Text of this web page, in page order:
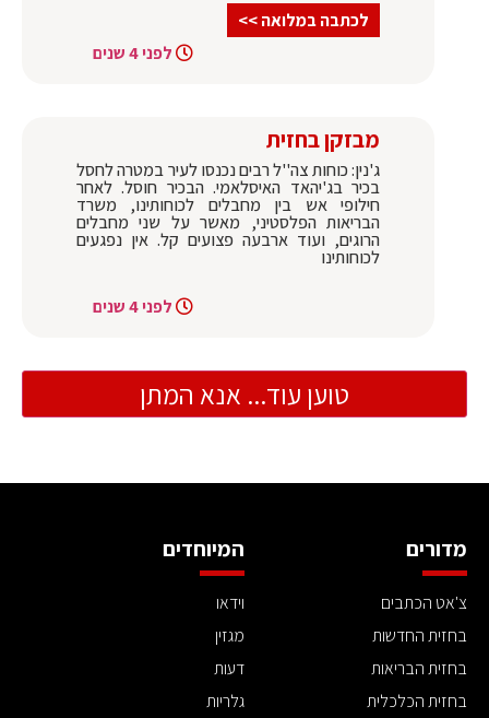
לכתבה במלואה >>
לפני 4 שנים
מבזקן בחזית
ג'נין: כוחות צה''ל רבים נכנסו לעיר במטרה לחסל
בכיר בג'יהאד האיסלאמי. הבכיר חוסל. לאחר
חילופי אש בין מחבלים לכוחותינו, משרד
הבריאות הפלסטיני, מאשר על שני מחבלים
הרוגים, ועוד ארבעה פצועים קל. אין נפגעים
לכוחותינו
לפני 4 שנים
טוען עוד... אנא המתן
מדורים
צ'אט הכתבים
בחזית החדשות
בחזית הבריאות
בחזית הכלכלית
המיוחדים
וידאו
מגזין
דעות
גלריות